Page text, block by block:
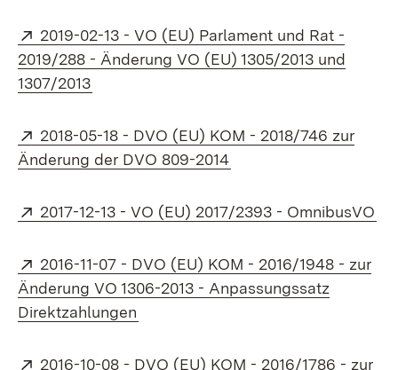
Extern:
2019-02-13 - VO (EU) Parlament und Rat -
2019/288 - Änderung VO (EU) 1305/2013 und
1307/2013
Extern:
2018-05-18 - DVO (EU) KOM - 2018/746 zur
Änderung der DVO 809-2014
Extern:
2017-12-13 - VO (EU) 2017/2393 - OmnibusVO
Extern:
2016-11-07 - DVO (EU) KOM - 2016/1948 - zur
Änderung VO 1306-2013 - Anpassungssatz
Direktzahlungen
Extern:
2016-10-08 - DVO (EU) KOM - 2016/1786 - zur